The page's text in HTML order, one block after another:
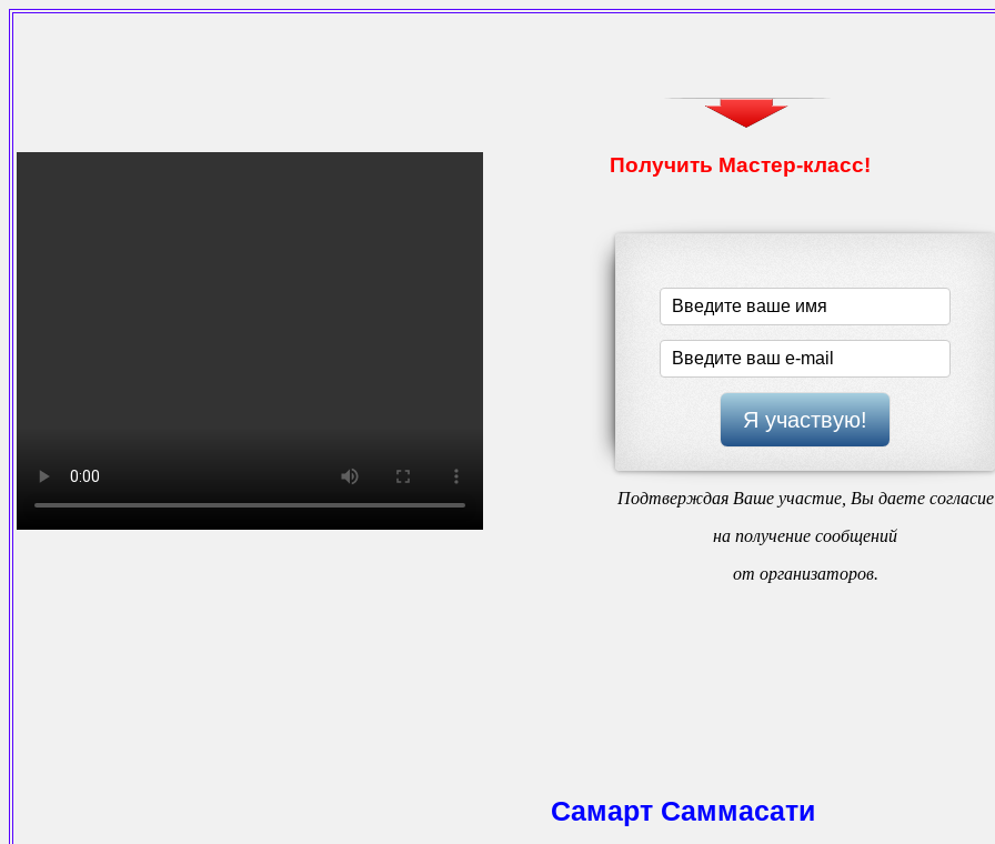
Получить Мастер-класс!
Подтверждая Ваше участие, Вы даете согласие
на получение сообщений
от организаторов.
Самарт Саммасати